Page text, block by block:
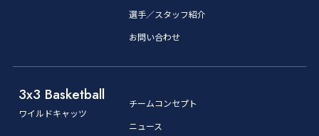
選手／スタッフ紹介
お問い合わせ
3x3 Basketball
ワイルドキャッツ
チームコンセプト
ニュース